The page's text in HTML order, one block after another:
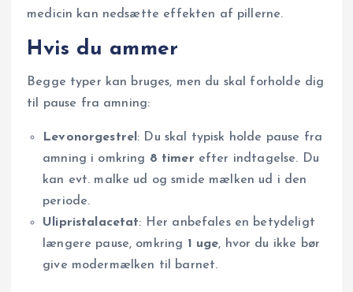
medicin kan nedsætte effekten af pillerne.
Hvis du ammer
Begge typer kan bruges, men du skal forholde dig
til pause fra amning:
Levonorgestrel : Du skal typisk holde pause fra
amning i omkring 8 timer efter indtagelse. Du
kan evt. malke ud og smide mælken ud i den
periode.
Ulipristalacetat: Her anbefales en betydeligt
længere pause, omkring 1 uge, hvor du ikke bør
give modermælken til barnet.